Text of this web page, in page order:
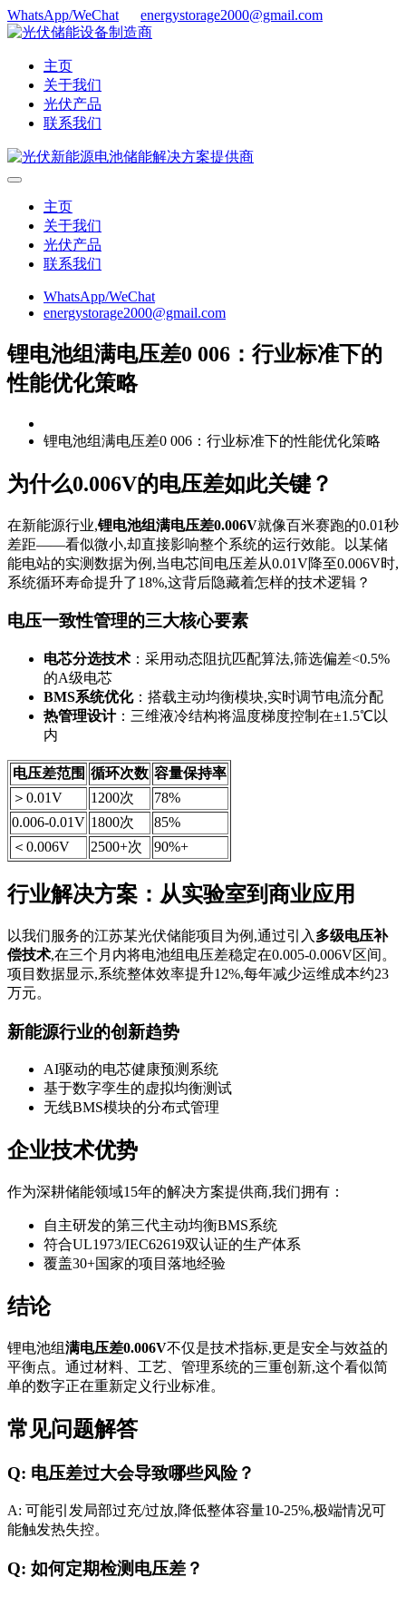
WhatsApp/WeChat energystorage2000@gmail.com
主页
关于我们
光伏产品
联系我们
主页
关于我们
光伏产品
联系我们
WhatsApp/WeChat
energystorage2000@gmail.com
锂电池组满电压差0 006：行业标准下的
性能优化策略
锂电池组满电压差0 006：行业标准下的性能优化策略
为什么0.006V的电压差如此关键？
在新能源行业,锂电池组满电压差0.006V就像百米赛跑的0.01秒
差距——看似微小,却直接影响整个系统的运行效能。以某储
能电站的实测数据为例,当电芯间电压差从0.01V降至0.006V时,
系统循环寿命提升了18%,这背后隐藏着怎样的技术逻辑？
电压一致性管理的三大核心要素
电芯分选技术 ：采用动态阻抗匹配算法,筛选偏差<0.5%
的A级电芯
BMS系统优化：搭载主动均衡模块,实时调节电流分配
热管理设计：三维液冷结构将温度梯度控制在±1.5℃以
内
电压差范围 循环次数 容量保持率
＞0.01V
1200次
78%
0.006-0.01V 1800次
85%
＜0.006V
2500+次 90%+
行业解决方案：从实验室到商业应用
以我们服务的江苏某光伏储能项目为例,通过引入 多级电压补
偿技术,在三个月内将电池组电压差稳定在0.005-0.006V区间。
项目数据显示,系统整体效率提升12%,每年减少运维成本约23
万元。
新能源行业的创新趋势
AI驱动的电芯健康预测系统
基于数字孪生的虚拟均衡测试
无线BMS模块的分布式管理
企业技术优势
作为深耕储能领域15年的解决方案提供商,我们拥有：
自主研发的第三代主动均衡BMS系统
符合UL1973/IEC62619双认证的生产体系
覆盖30+国家的项目落地经验
结论
锂电池组满电压差0.006V不仅是技术指标,更是安全与效益的
平衡点。通过材料、工艺、管理系统的三重创新,这个看似简
单的数字正在重新定义行业标准。
常见问题解答
Q: 电压差过大会导致哪些风险？
A: 可能引发局部过充/过放,降低整体容量10-25%,极端情况可
能触发热失控。
Q: 如何定期检测电压差？